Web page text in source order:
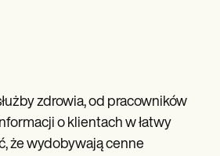
zdrowia, od pracowników
o klientach w łatwy
że wydobywają cenne